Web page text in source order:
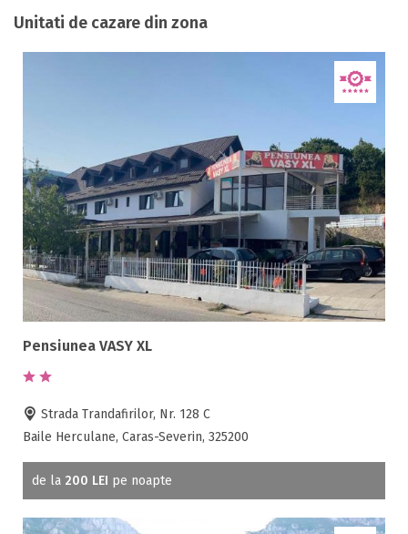
Unitati de cazare din zona
Pensiunea VASY XL
Strada Trandafirilor, Nr. 128 C
Baile Herculane, Caras-Severin, 325200
de la 200 LEI pe noapte